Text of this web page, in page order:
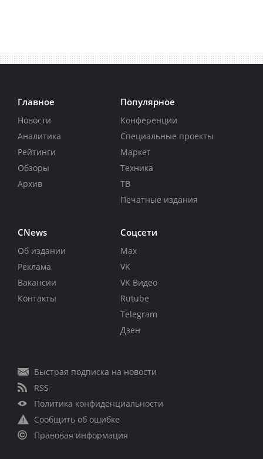
Главное
Новости
Аналитика
Рейтинги
Обзоры
Архив
Популярное
Конференции
Специальные проекты
Маркет
Техника
ТВ
Печатные издания
CNews
Об издании
Реклама
Вакансии
Контакты
Соцсети
Max
VK
VK Видео
Rutube
Telegram
Дзен
Быстрая подписка на новости
RSS
Политика конфиденциальности
Сообщить об ошибке
Правовая информация